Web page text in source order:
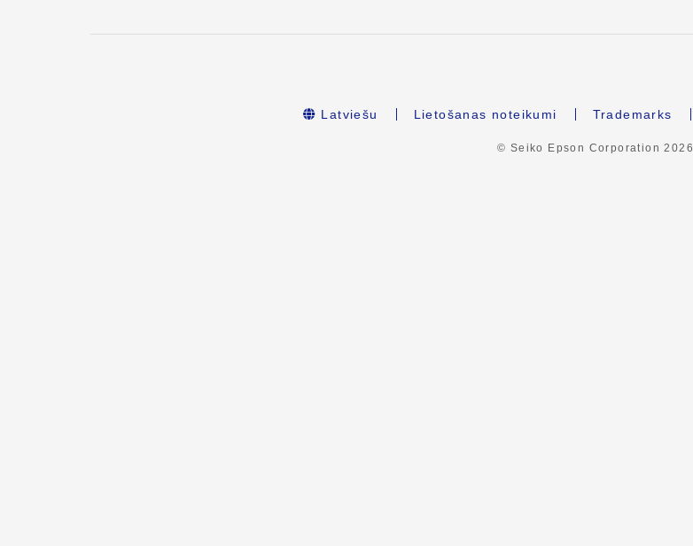
Latviešu Lietošanas noteikumi Trademarks
© Seiko Epson Corporation2026